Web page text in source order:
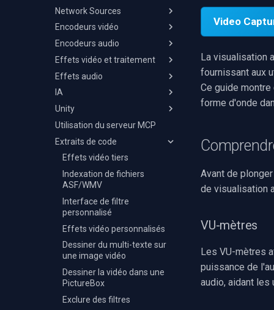
Enregistrer l'audio d'apps sur
Android
Caméra USB sur Android
AVI
MKV
MOV
WebM
WMV
MPEG-TS
MXF
GIF
Personnalisé
FFmpeg EXE
RTMP
RTSP
Streaming HLS
SRT
NDI
UDP
HTTP MJPEG
WMV
YouTube
Facebook
AWS S3
Adobe Flash
IIS Smooth Streaming
Network Sources
Reconnect & Fallback Switch
Encodeurs vidéo
H.264
HEVC
AV1
VP8/VP9
MJPEG
Encodeurs audio
AAC
MP3
Opus
Vorbis
FLAC
WAV
WavPack
WMA
Speex
Effets vidéo et traitement
Ajout d'effets
Référence des effets
NVIDIA Maxine
Superposition d'image
Superposition de texte
Capteur d'échantillons vidéo
Effets audio
Référence des effets audio
Capteur d'échantillons audio
IA
OCR
Détection d'objets
Détection à vocabulaire
ouvert
Analyse d'objets
Suivi automatique PTZ
Sous-titrage VLM
Recherche vidéo sémantique
Reconnaissance faciale
Reconnaissance de plaques
Masquage des PII
Recadrage automatique
Suppression de l'arrière-plan
Unity
Prise en main
Démarrage et cycle de vie
Compilation pour Windows
Compilation pour Android
Compilation pour macOS
Compilation pour iOS
Lire un fichier multimédia
Voir une caméra RTSP
Enregistrer une webcam
Monter et rendre
Matrice des plateformes
Dépannage
Utilisation du serveur MCP
Extraits de code
Effets vidéo tiers
Indexation de fichiers
ASF/WMV
Interface de filtre
personnalisé
Effets vidéo personnalisés
Dessiner du multi-texte sur
une image vidéo
Dessiner la vidéo dans une
PictureBox
Exclure des filtres
Video
La visualisation
fournissant aux
Ce guide
forme d'onde
Avant de
de visualisation
VU-mètres
Les VU-mètres
puissance de
audio, aidant